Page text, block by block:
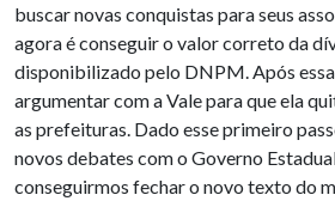
buscar novas conquistas para seus
agora é conseguir o valor correto da
disponibilizado pelo DNPM. Após
argumentar com a Vale para que ela
as prefeituras. Dado esse primeiro
novos debates com o Governo
conseguirmos fechar o novo texto do